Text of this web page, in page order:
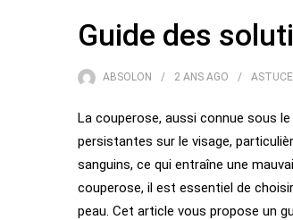
Guide des
ABSOLON 2 ANS AGO
La couperose, aussi connue sous
persistantes sur le visage,
sanguins, ce qui entraîne une
couperose, il est essentiel de
peau. Cet article vous propose un